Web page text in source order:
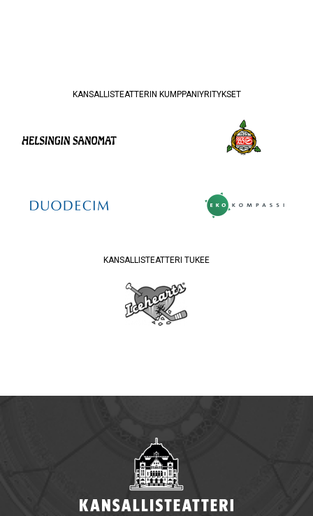
KANSALLISTEATTERIN KUMPPANIYRITYKSET
KANSALLISTEATTERI TUKEE